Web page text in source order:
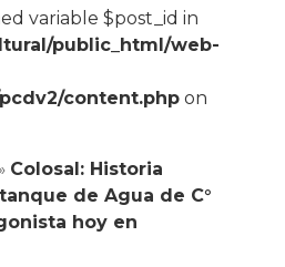
variable $post_id in
public_html/web-
content.phpon
Colosal: Historia
de Agua de C°
hoy en